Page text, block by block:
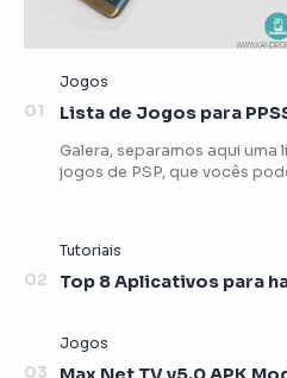
Lista de Jogos para
Galera, separamos aqui uma
jogos de PSP, que vocês
Top 8 Aplicativos para